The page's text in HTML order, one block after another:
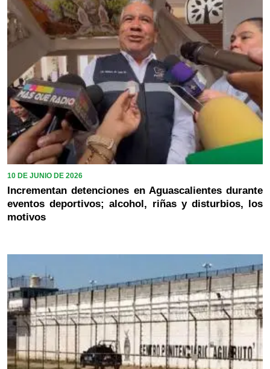
10 DE JUNIO DE 2026
Incrementan detenciones en Aguascalientes durante
eventos deportivos; alcohol, riñas y disturbios, los
motivos